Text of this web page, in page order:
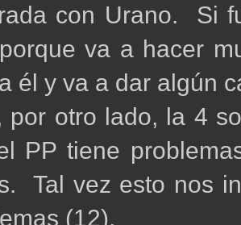
con Urano. Si
va a hacer
él y va a dar algún
por otro lado, la 4
PP tiene
Tal vez esto nos
(12).